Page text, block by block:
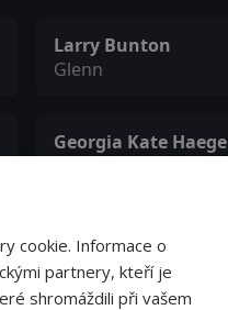
Larry Bunton
Glenn
Georgia Kate Haege
cookie. Informace o
partnery, kteří je
shromáždili při vašem